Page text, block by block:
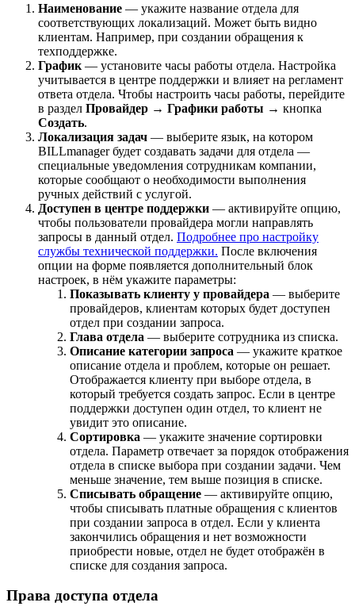
Наименование — укажите название отдела для
соответствующих локализаций. Может быть видно
клиентам. Например, при создании обращения к
техподдержке.
График — установите часы работы отдела. Настройка
учитывается в центре поддержки и влияет на регламент
ответа отдела. Чтобы настроить часы работы, перейдите
в раздел Провайдер → Графики работы → кнопка
Создать.
Локализация задач — выберите язык, на котором
BILLmanager будет создавать задачи для отдела —
специальные уведомления сотрудникам компании,
которые сообщают о необходимости выполнения
ручных действий с услугой.
Доступен в центре поддержки — активируйте опцию,
чтобы пользователи провайдера могли направлять
запросы в данный отдел. Подробнее про настройку
службы технической поддержки. После включения
опции на форме появляется дополнительный блок
настроек, в нём укажите параметры:
Показывать клиенту у провайдера — выберите
провайдеров, клиентам которых будет доступен
отдел при создании запроса.
Глава отдела — выберите сотрудника из списка.
Описание категории запроса — укажите краткое
описание отдела и проблем, которые он решает.
Отображается клиенту при выборе отдела, в
который требуется создать запрос. Если в центре
поддержки доступен один отдел, то клиент не
увидит это описание.
Сортировка — укажите значение сортировки
отдела. Параметр отвечает за порядок отображения
отдела в списке выбора при создании задачи. Чем
меньше значение, тем выше позиция в списке.
Списывать обращение — активируйте опцию,
чтобы списывать платные обращения с клиентов
при создании запроса в отдел. Если у клиента
закончились обращения и нет возможности
приобрести новые, отдел не будет отображён в
списке для создания запроса.
Права доступа отдела